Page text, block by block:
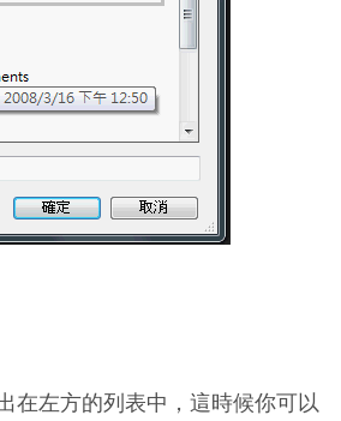
在左方的列表中，這時候你可以